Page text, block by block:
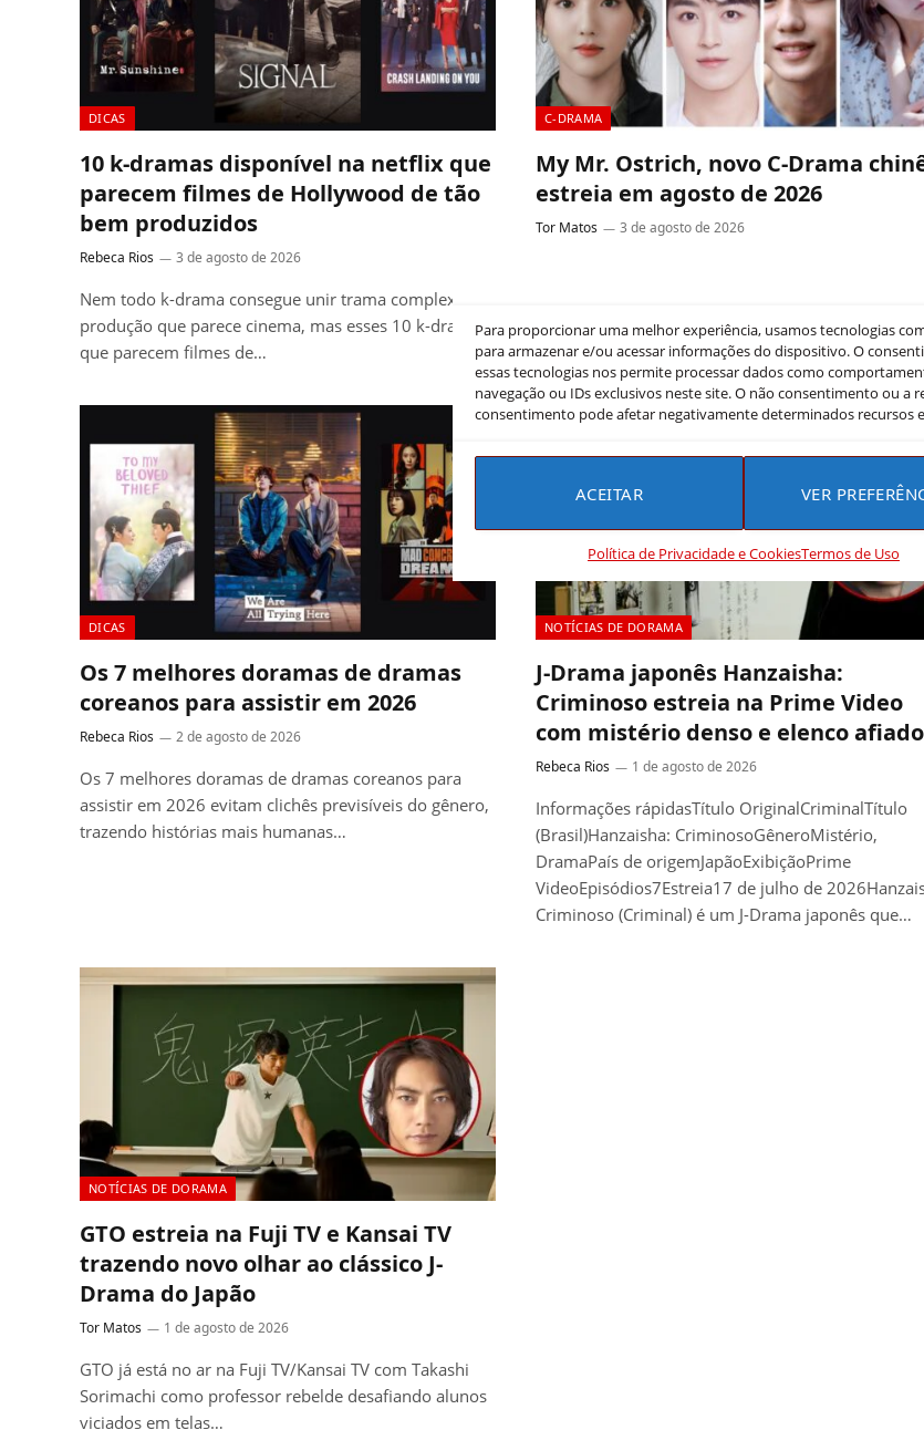
Para proporcionar uma melhor experiência, usamos tecnologias
para armazenar e/ou acessar informações do dispositivo. O
essas tecnologias nos permite processar dados como
navegação ou IDs exclusivos neste site. O não consentimento ou a
consentimento pode afetar negativamente determinados recursos
ACEITAR VER
Política de Privacidade e CookiesTermos de Uso
DICAS
10 k-dramas disponível na netflix que
parecem filmes de Hollywood de tão
bem produzidos
Rebeca Rios 3 de agosto de 2026
Nem todo k-drama consegue unir trama complexa e
produção que parece cinema, mas esses 10 k-dramas
que parecem filmes de…
C-DRAMA
My Mr. Ostrich, novo C-Drama
estreia em agosto de 2026
Tor Matos 3 de agosto de 2026
Television, trazendo…
DICAS
Os 7 melhores doramas de dramas
coreanos para assistir em 2026
Rebeca Rios 2 de agosto de 2026
Os 7 melhores doramas de dramas coreanos para
assistir em 2026 evitam clichês previsíveis do gênero,
trazendo histórias mais humanas…
NOTÍCIAS DE DORAMA
J-Drama japonês Hanzaisha:
Criminoso estreia na Prime Video
com mistério denso e elenco afiado
Rebeca Rios 1 de agosto de 2026
Informações rápidasTítulo OriginalCriminalTítulo
(Brasil)Hanzaisha: CriminosoGêneroMistério,
DramaPaís de origemJapãoExibiçãoPrime
VideoEpisódios7Estreia17 de julho de
Criminoso (Criminal) é um J-Drama japonês que…
NOTÍCIAS DE DORAMA
GTO estreia na Fuji TV e Kansai TV
trazendo novo olhar ao clássico J-
Drama do Japão
Tor Matos 1 de agosto de 2026
GTO já está no ar na Fuji TV/Kansai TV com Takashi
Sorimachi como professor rebelde desafiando alunos
viciados em telas…